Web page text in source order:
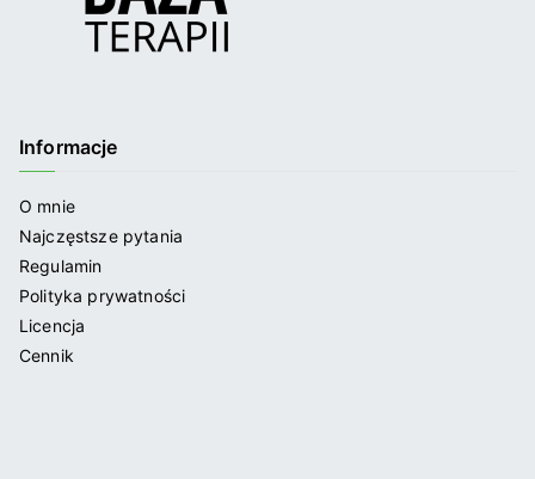
Informacje
O mnie
Najczęstsze pytania
Regulamin
Polityka prywatności
Licencja
Cennik